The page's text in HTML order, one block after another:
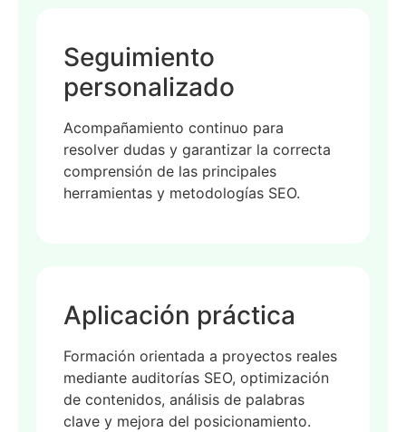
Seguimiento
personalizado
Acompañamiento continuo para
resolver dudas y garantizar la correcta
comprensión de las principales
herramientas y metodologías SEO.
Aplicación práctica
Formación orientada a proyectos reales
mediante auditorías SEO, optimización
de contenidos, análisis de palabras
clave y mejora del posicionamiento.